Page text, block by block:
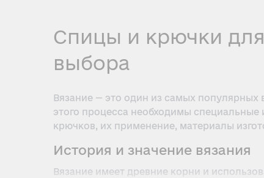
Спицы и крючки
выбора
Вязание — это один из самых популярных
этого процесса необходимы
крючков, их применение, материалы
История и значение вязания
Вязание имеет древние корни и